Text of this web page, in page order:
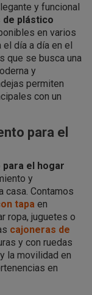
y funcional
de plástico
en varios
día a día en el
que se busca una
y
permiten
con un
para el
el hogar
y
casa. Contamos
tapa en
ropa, juguetes o
cajoneras de
y con ruedas
la movilidad en
en